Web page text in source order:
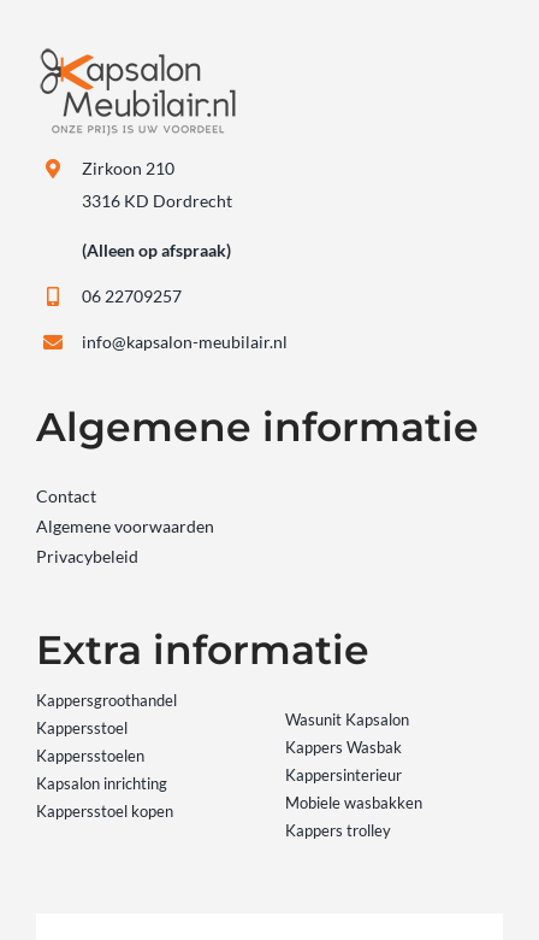
Zirkoon 210
3316 KD Dordrecht
(Alleen op afspraak)
06 22709257
info@kapsalon-meubilair.nl
Algemene informatie
Contact
Algemene voorwaarden
Privacybeleid
Extra informatie
Kappersgroothandel
Kappersstoel
Kappersstoelen
Kapsalon inrichting
Kappersstoel kopen
Wasunit Kapsalon
Kappers Wasbak
Kappersinterieur
Mobiele wasbakken
Kappers trolley